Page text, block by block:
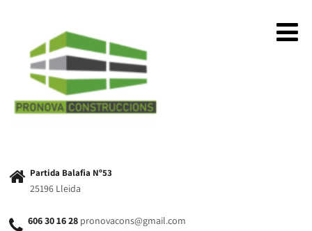
Partida Balafia Nº53
25196 Lleida
606 30 16 28 pronovacons@gmail.com